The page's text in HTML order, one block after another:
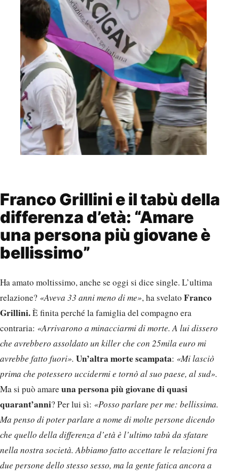
Franco Grillini e il tabù della
differenza d’età: “Amare
una persona più giovane è
bellissimo”
Ha amato moltissimo, anche se oggi si dice single. L’ultima
relazione? «Aveva 33 anni meno di me», ha svelato Franco
Grillini.È finita perché la famiglia del compagno era
contraria: «Arrivarono a minacciarmi di morte. A lui dissero
che avrebbero assoldato un killer che con 25mila euro mi
avrebbe fatto fuori». Un’altra morte scampata: «Mi lasciò
prima che potessero uccidermi e tornò al suo paese, al sud».
Ma si può amareuna persona più giovane di quasi
quarant’anni? Per lui sì: «Posso parlare per me: bellissima.
Ma penso di poter parlare a nome di molte persone dicendo
che quello della differenza d’età è l’ultimo tabù da sfatare
nella nostra società. Abbiamo fatto accettare le relazioni fra
due persone dello stesso sesso, ma la gente fatica ancora a